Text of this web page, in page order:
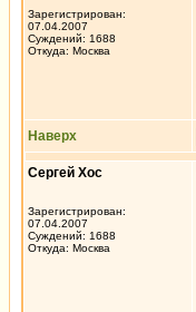
Зарегистрирован:
07.04.2007
Суждений: 1688
Откуда: Москва
Наверх
Сергей Хос
Зарегистрирован:
07.04.2007
Суждений: 1688
Откуда: Москва